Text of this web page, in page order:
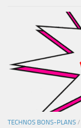
TECHNOS BONS-PLANS /